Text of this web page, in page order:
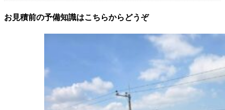
お見積前の予備知識はこちらからどうぞ